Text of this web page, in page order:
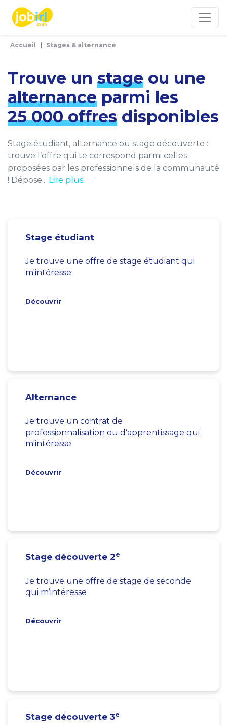
Accueil Stages & alternance
Trouve un stage ou une
alternance parmi les
25 000 offres disponibles
Stage étudiant, alternance ou stage découverte :
trouve l’offre qui te correspond parmi celles
proposées par les professionnels de la communauté
! Dépose... Lire plus
Stage étudiant
Je trouve une offre de stage étudiant qui
m'intéresse
Découvrir
Alternance
Je trouve un contrat de
professionnalisation ou d'apprentissage qui
m'intéresse
Découvrir
Stage découverte 2e
Je trouve une offre de stage de seconde
qui m’intéresse
Découvrir
Stage découverte 3e
Panneau de gestion des cookies